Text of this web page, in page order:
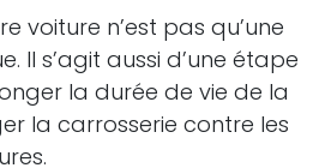
voiture n’est pas qu’une
Il s’agit aussi d’une étape
la durée de vie de la
la carrosserie contre les